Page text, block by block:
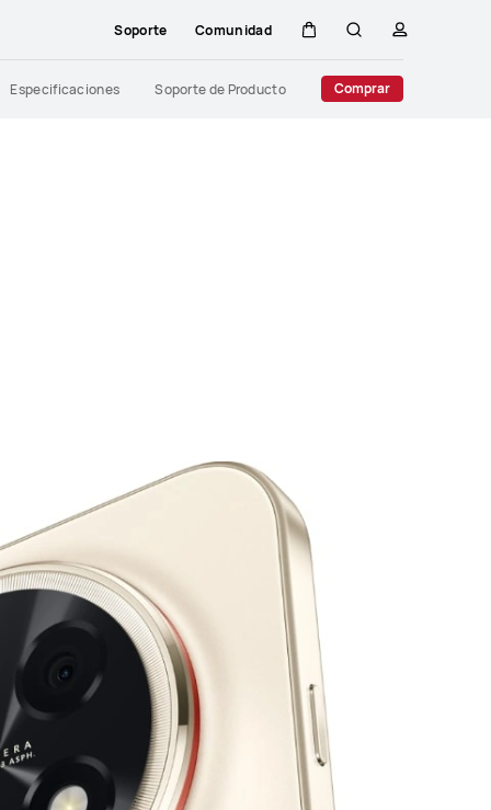
Soporte Comunidad
CarritoBúsqueda
perfil
Especificaciones Soporte de Producto Comprar